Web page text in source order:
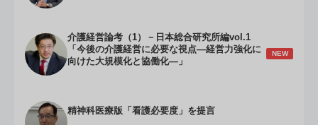
介護経営論考（1）－日本総合研究所編vol.1
「今後の介護経営に必要な視点―経営力強化に
向けた大規模化と協働化―」
NEW
精神科医療版「看護必要度」を提言